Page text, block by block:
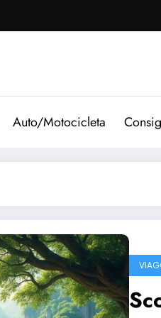
Auto/Motocicleta